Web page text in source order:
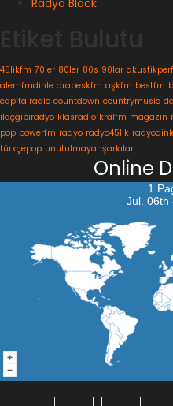
Radyo Black
45likfm 70ler 80ler 80s 90lar
alemfmdinle arabeskfm aşkfm bestfm
capitalradio countdown countrymusic
ilaçgibiradyo klasradio kralfm magazin
pop powerfm radyo radyo45lik
türkçepop unutulmayanşarkılar
Online
1
Jul. 06th